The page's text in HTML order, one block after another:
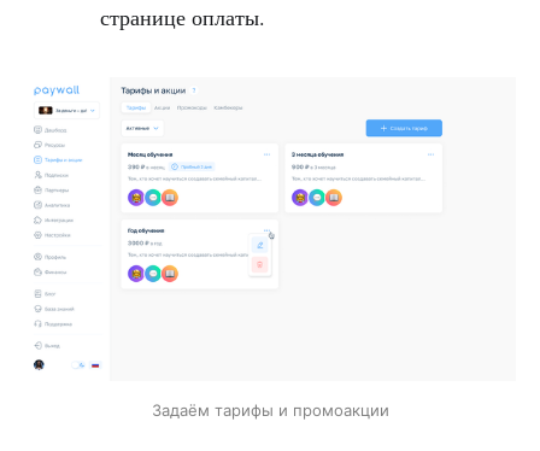
странице оплаты.
Задаём тарифы и промоакции